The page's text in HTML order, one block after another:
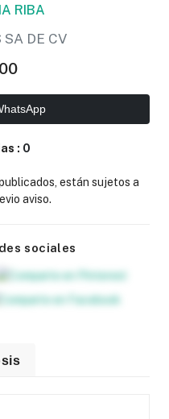
RIBA
SA DE CV
: 0
están sujetos a
aviso.
sociales